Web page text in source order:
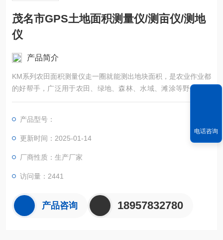
茂名市GPS土地面积测量仪/测亩仪/测地
仪
产品简介
KM系列农田面积测量仪走一圈就能测出地块面积，是农业作业都
的好帮手，广泛用于农田、绿地、森林、水域、滩涂等野外不规
则区域面积的精确测量。
产品型号：
更新时间：2025-01-14
厂商性质：生产厂家
访问量：2441
产品咨询 18957832780
电话咨询